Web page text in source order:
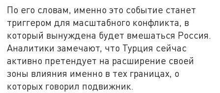
По его словам, именно это событие станет
триггером для масштабного конфликта, в
который вынуждена будет вмешаться Россия.
Аналитики замечают, что Турция сейчас
активно претендует на расширение своей
зоны влияния именно в тех границах, о
которых говорил подвижник.